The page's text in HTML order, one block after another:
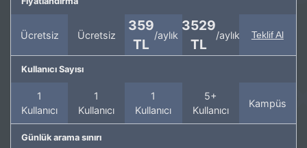
Ücretsiz Ücretsiz
359
TL
/aylık
3529
TL
/aylık Teklif Al
Kullanıcı Sayısı
1
Kullanıcı
1
Kullanıcı
1
Kullanıcı
5+
Kullanıcı
Kampüs
Günlük arama sınırı